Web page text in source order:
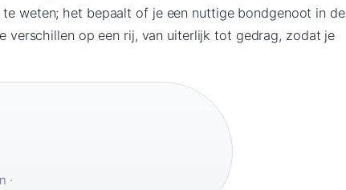
weten; het bepaalt of je een nuttige bondgenoot in de
op een rij, van uiterlijk tot gedrag, zodat je
·